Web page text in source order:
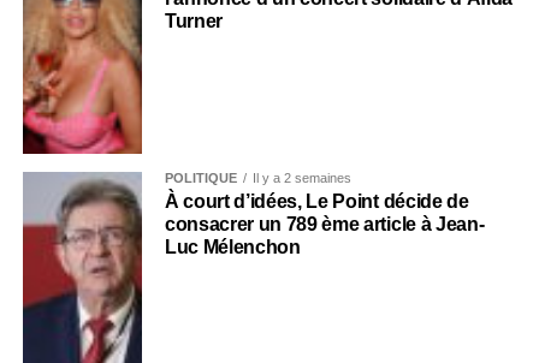
Turner
POLITIQUE Il y a 2 semaines
À court d’idées, Le Point décide de
consacrer un 789 ème article à Jean-
Luc Mélenchon